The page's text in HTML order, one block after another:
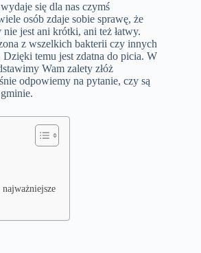
się dla nas czymś
osób zdaje sobie sprawę, że
jest ani krótki, ani też łatwy.
z wszelkich bakterii czy innych
temu jest zdatna do picia. W
Wam zalety złóż
odpowiemy na pytanie, czy są